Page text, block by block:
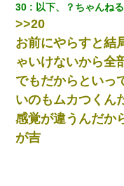
彼氏の家に泊まる事にな
と電気を消すとミシッ
よくドアを開けるとなん
13歳娘が元嫁のところ
からない
旦那が長男のDNA鑑定
りウワキしてたんだな…
男「ウワキ女！」
30 以下、？ちゃんね
>>20
お前にやらすと結
ゃいけないから全
でもだからといっ
いのもムカつくん
感覚が違うんだか
が吉